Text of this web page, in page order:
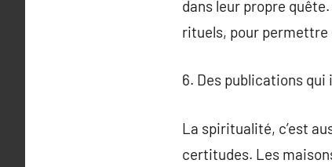
dans leur propre
rituels, pour permettre
6. Des publications qui
La spiritualité, c’est
certitudes. Les